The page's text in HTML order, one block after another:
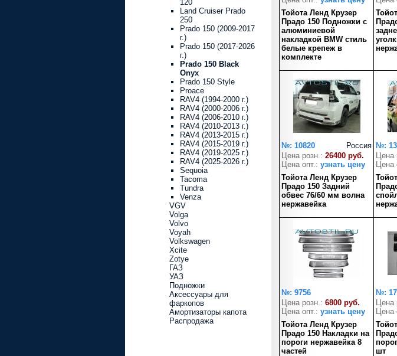
Тойота Ленд Крузер
Прадо 150 Подножки с
алюминиевой
накладкой BMW стиль
белые крепеж в
комплекте
Россия
№: 10820
Цена розн.: 26400 руб.
Цена опт.: узнать цену
Тойота Ленд Крузер
Прадо 150 Задний
обвес 76/60 мм волна
нержавейка
№:
Цена
Цена
№: 9756
Цена розн.: 6800 руб.
Цена опт.: узнать цену
Тойота Ленд Крузер
Прадо 150 Накладки на
пороги нержавейка 8
частей
№:
Цена
Цена
шт
120
Land Cruiser Prado
250
Prado 150 (2009-2017
г.)
Prado 150 (2017-2026
г.)
Prado 150 Black
Onyx
Prado 150 Style
Proace
RAV4 (1994-2000 г.)
RAV4 (2000-2006 г.)
RAV4 (2006-2010 г.)
RAV4 (2010-2013 г.)
RAV4 (2013-2015 г.)
RAV4 (2015-2019 г.)
RAV4 (2019-2025 г.)
RAV4 (2025-2026 г.)
Sequoia
Tacoma
Tundra
Venza
VGV
Volga
Volvo
Voyah
Volkswagen
Xcite
Zotye
ГАЗ
УАЗ
Подножки
Аксессуары для
фаркопов
Амортизаторы капота
Распродажа